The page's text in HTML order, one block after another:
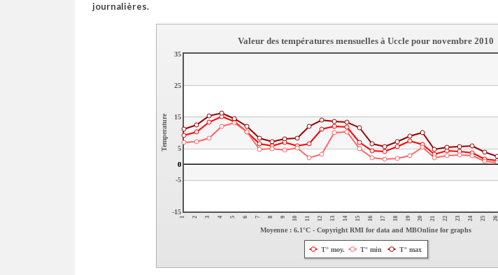
journalières.
1 2 3 4 5 6 7 8 9 10 11 12 13 14 15 16 17 18 19 20 21 22 23 24 25 26
-15
-5
5
15
25
35
Temperature
Moyenne : 6.1°C - Copyright RMI for data and MBOnline for graphs
0
0
T° moy. T° min T° max
Valeur des températures mensuelles à Uccle pour novembre 2010